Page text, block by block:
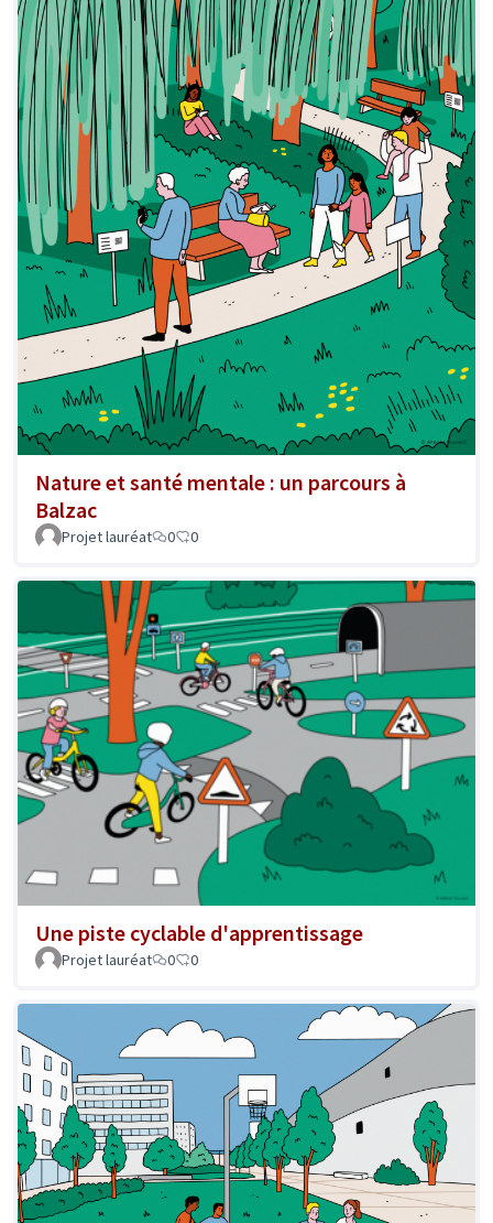
Nature et santé mentale : un parcours à
Balzac
Projet lauréat 0 0
Une piste cyclable d'apprentissage
Projet lauréat 0 0